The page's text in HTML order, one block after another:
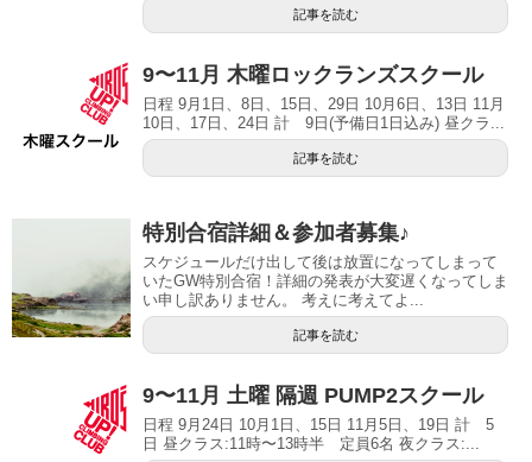
記事を読む
9〜11月 木曜ロックランズスクール
日程 9月1日、8日、15日、29日 10月6日、13日 11月
10日、17日、24日 計 9日(予備日1日込み) 昼クラ...
記事を読む
特別合宿詳細＆参加者募集♪
スケジュールだけ出して後は放置になってしまって
いたGW特別合宿！詳細の発表が大変遅くなってしま
い申し訳ありません。 考えに考えてよ...
記事を読む
9〜11月 土曜 隔週 PUMP2スクール
日程 9月24日 10月1日、15日 11月5日、19日 計 5
日 昼クラス:11時〜13時半 定員6名 夜クラス:...